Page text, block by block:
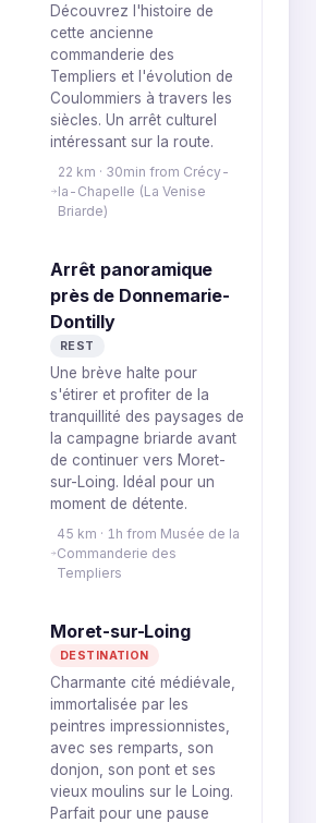
Découvrez l'histoire de
cette ancienne
commanderie des
Templiers et l'évolution de
Coulommiers à travers les
siècles. Un arrêt culturel
intéressant sur la route.
22 km · 30min from Crécy-
la-Chapelle (La Venise
Briarde)
Arrêt panoramique
près de Donnemarie-
Dontilly
REST
Une brève halte pour
s'étirer et profiter de la
tranquillité des paysages de
la campagne briarde avant
de continuer vers Moret-
sur-Loing. Idéal pour un
moment de détente.
45 km · 1h from Musée de la
Commanderie des
Templiers
Moret-sur-Loing
DESTINATION
Charmante cité médiévale,
immortalisée par les
peintres impressionnistes,
avec ses remparts, son
donjon, son pont et ses
vieux moulins sur le Loing.
Parfait pour une pause